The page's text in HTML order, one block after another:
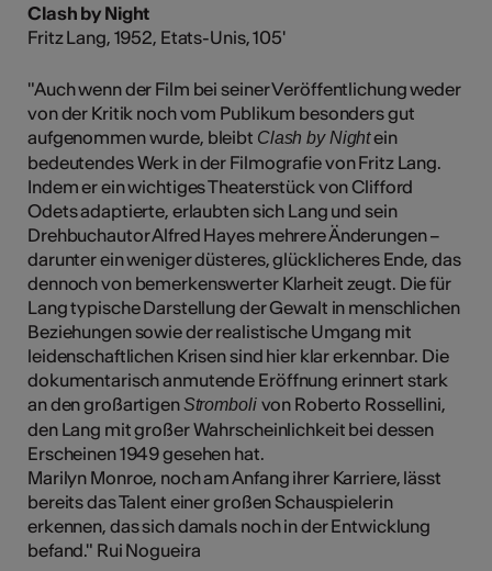
Clash by Night
Fritz Lang, 1952, Etats-Unis, 105'
"Auch wenn der Film bei seiner Veröffentlichung weder
von der Kritik noch vom Publikum besonders gut
aufgenommen wurde, bleibt Clash by Nightein
bedeutendes Werk in der Filmografie von Fritz Lang.
Indem er ein wichtiges Theaterstück von Clifford
Odets adaptierte, erlaubten sich Lang und sein
Drehbuchautor Alfred Hayes mehrere Änderungen –
darunter ein weniger düsteres, glücklicheres Ende, das
dennoch von bemerkenswerter Klarheit zeugt. Die für
Lang typische Darstellung der Gewalt in menschlichen
Beziehungen sowie der realistische Umgang mit
leidenschaftlichen Krisen sind hier klar erkennbar. Die
dokumentarisch anmutende Eröffnung erinnert stark
an den großartigenStromboli von Roberto Rossellini,
den Lang mit großer Wahrscheinlichkeit bei dessen
Erscheinen 1949 gesehen hat.
Marilyn Monroe, noch am Anfang ihrer Karriere, lässt
bereits das Talent einer großen Schauspielerin
erkennen, das sich damals noch in der Entwicklung
befand." Rui Nogueira